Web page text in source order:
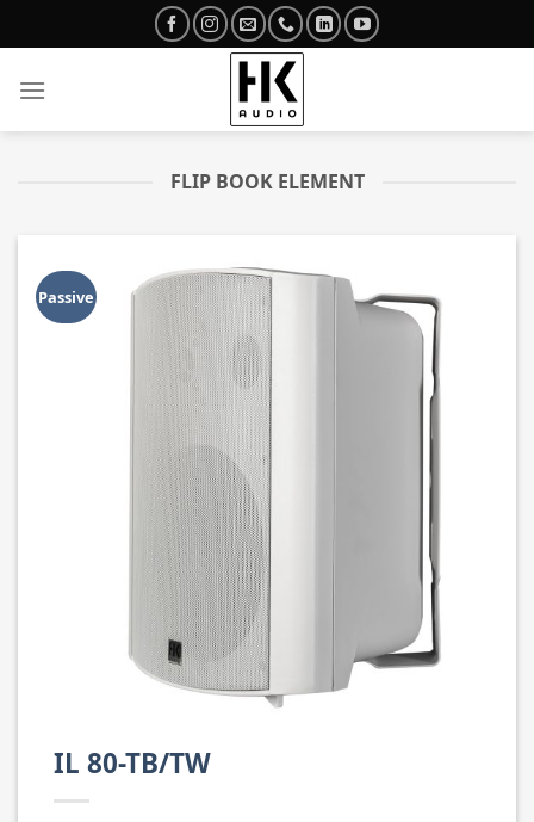
to
FLIP BOOK ELEMENT
Passive
IL 80-TB/TW